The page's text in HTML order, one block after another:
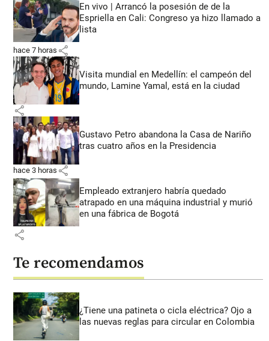
En vivo | Arrancó la posesión de de la
Espriella en Cali: Congreso ya hizo llamado a
lista
hace 7 horas share
Visita mundial en Medellín: el campeón del
mundo, Lamine Yamal, está en la ciudad
share
Gustavo Petro abandona la Casa de Nariño
tras cuatro años en la Presidencia
hace 3 horas share
Empleado extranjero habría quedado
atrapado en una máquina industrial y murió
en una fábrica de Bogotá
share
Te recomendamos
¿Tiene una patineta o cicla eléctrica? Ojo a
las nuevas reglas para circular en Colombia